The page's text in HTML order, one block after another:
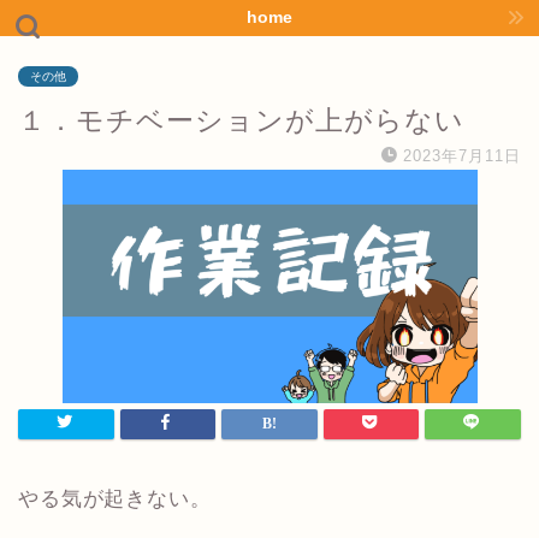
home
その他
１．モチベーションが上がらない
2023年7月11日
やる気が起きない。